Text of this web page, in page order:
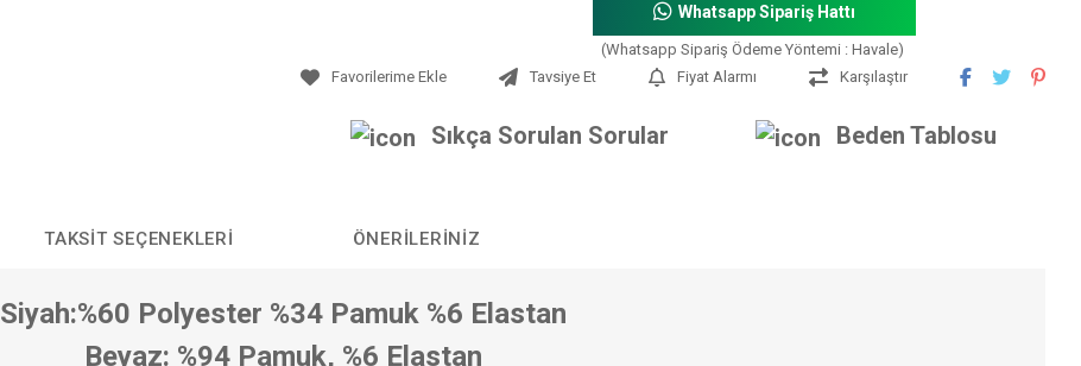
Whatsapp Sipariş Hattı
(Whatsapp Sipariş Ödeme Yöntemi : Havale)
Tavsiye Et
Fiyat Alarmı Karşılaştır
Sıkça Sorulan Sorular Beden Tablosu
TAKSIT SEÇENEKLERI ÖNERILERINIZ
Siyah:%60 Polyester %34 Pamuk %6 Elastan
Beyaz: %94 Pamuk, %6 Elastan